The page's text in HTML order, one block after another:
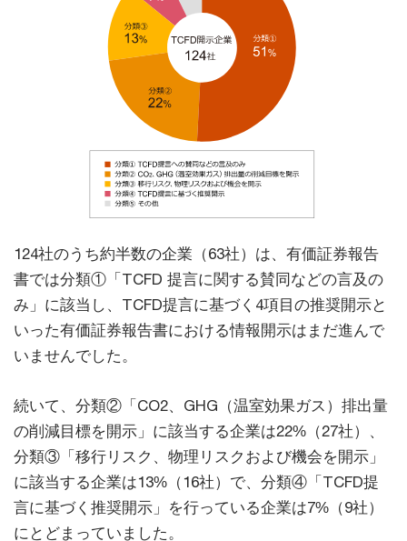
124社のうち約半数の企業（63社）は、有価証券報告
書では分類①「TCFD 提言に関する賛同などの言及の
み」に該当し、TCFD提言に基づく4項目の推奨開示と
いった有価証券報告書における情報開示はまだ進んで
いませんでした。
続いて、分類②「CO2、GHG（温室効果ガス）排出量
の削減目標を開示」に該当する企業は22%（27社）、
分類③「移行リスク、物理リスクおよび機会を開示」
に該当する企業は13%（16社）で、分類④「TCFD提
言に基づく推奨開示」を行っている企業は7%（9社）
にとどまっていました。